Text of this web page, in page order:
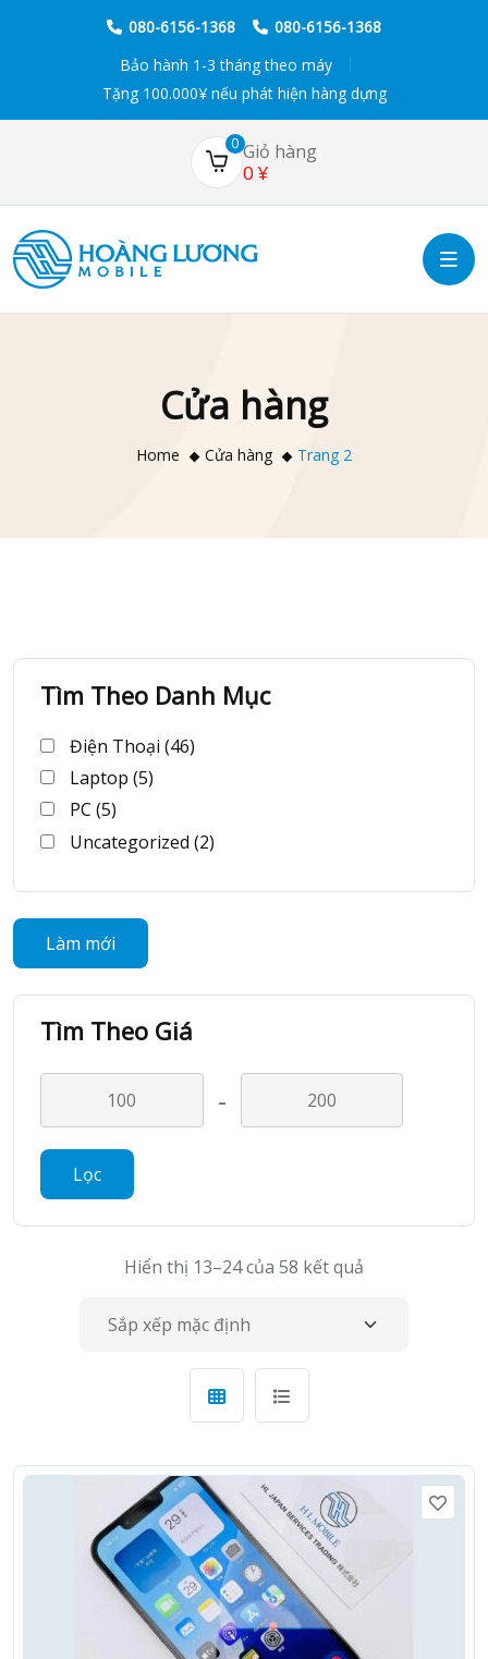
080-6156-1368
080-6156-1368
Bảo hành 1-3 tháng theo máy
Tặng 100.000¥ nếu phát hiện hàng dựng
0 Giỏ hàng
0 ¥
Cửa hàng
Home Cửa hàng Trang 2
Hiển thị 13–24 của 58 kết quả
Tìm Theo Danh Mục
Điện Thoại (46)
Laptop (5)
PC (5)
Uncategorized (2)
Làm mới
Tìm Theo Giá
-
Lọc